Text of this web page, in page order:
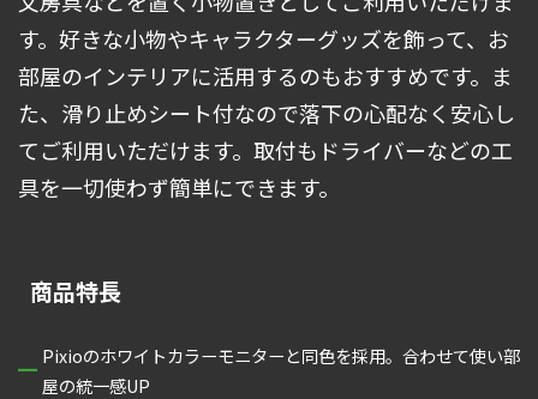
す。好きな小物やキャラクターグッズを飾って、お
部屋のインテリアに活用するのもおすすめです。ま
た、滑り止めシート付なので落下の心配なく安心し
てご利用いただけます。取付もドライバーなどの工
具を一切使わず簡単にできます。
商品特長
Pixioのホワイトカラーモニターと同色を採用。合わせて使い部
屋の統一感UP